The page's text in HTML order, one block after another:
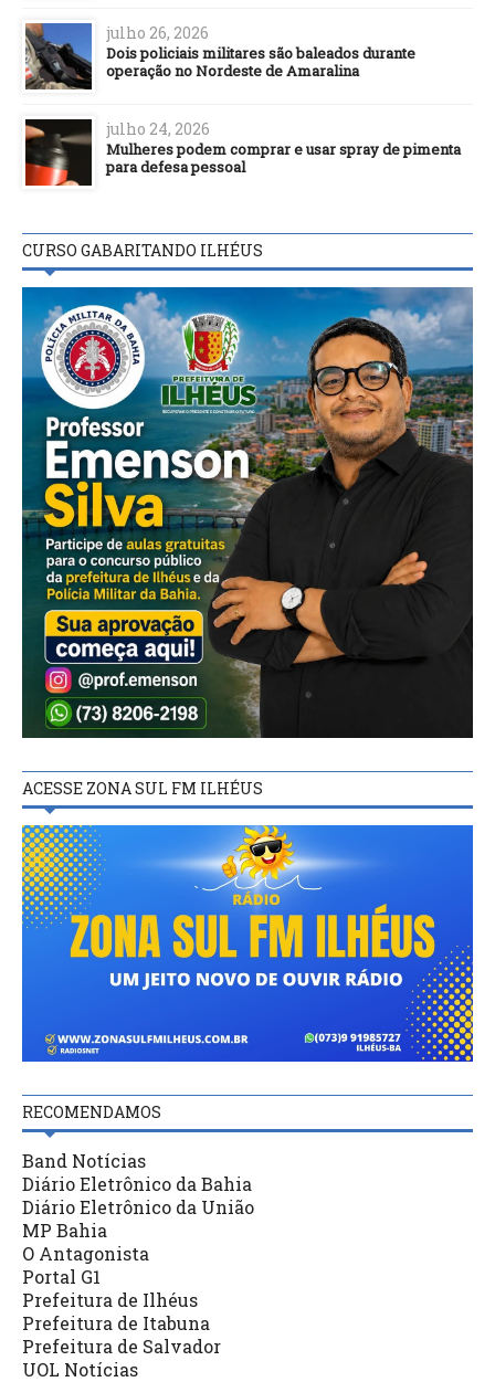
julho 26, 2026
Dois policiais militares são baleados durante
operação no Nordeste de Amaralina
julho 24, 2026
Mulheres podem comprar e usar spray de pimenta
para defesa pessoal
CURSO GABARITANDO ILHÉUS
ACESSE ZONA SUL FM ILHÉUS
RECOMENDAMOS
Band Notícias
Diário Eletrônico da Bahia
Diário Eletrônico da União
MP Bahia
O Antagonista
Portal G1
Prefeitura de Ilhéus
Prefeitura de Itabuna
Prefeitura de Salvador
UOL Notícias